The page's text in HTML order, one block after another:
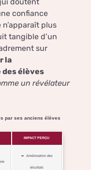
confiance
n’apparaît plus
tangible d’un
sur
la
élèves
un révélateur
par ses anciens élèves
IMPACT PERÇU
Amélioration des
résultats